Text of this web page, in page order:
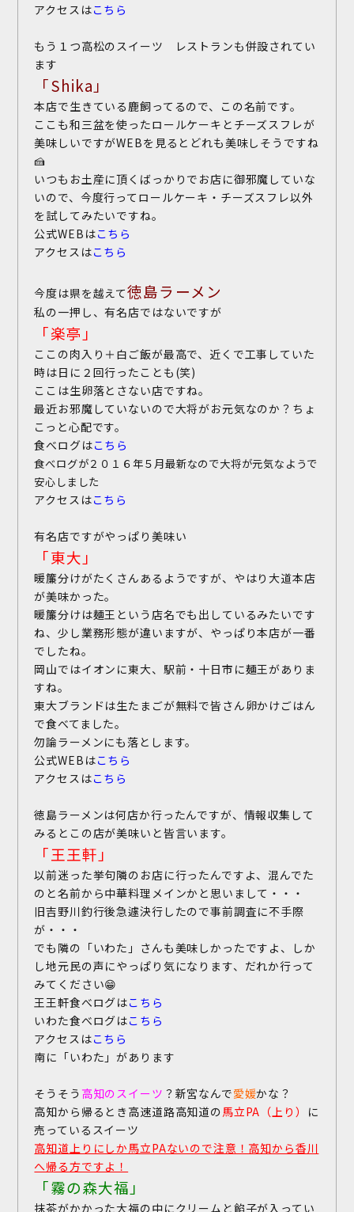
アクセスはこちら
もう１つ高松のスイーツ レストランも併設されてい
ます
「Shika」
本店で生きている鹿飼ってるので、この名前です。
ここも和三盆を使ったロールケーキとチーズスフレが
美味しいですがWEBを見るとどれも美味しそうですね
🍰
いつもお土産に頂くばっかりでお店に御邪魔していな
いので、今度行ってロールケーキ・チーズスフレ以外
を試してみたいですね。
公式WEBはこちら
アクセスはこちら
今度は県を越えて徳島ラーメン
私の一押し、有名店ではないですが
「楽亭」
ここの肉入り＋白ご飯が最高で、近くで工事していた
時は日に２回行ったことも(笑)
ここは生卵落とさない店ですね。
最近お邪魔していないので大将がお元気なのか？ちょ
こっと心配です。
食べログはこちら
食べログが２０１６年５月最新なので大将が元気なようで
安心しました
アクセスはこちら
有名店ですがやっぱり美味い
「東大」
暖簾分けがたくさんあるようですが、やはり大道本店
が美味かった。
暖簾分けは麺王という店名でも出しているみたいです
ね、少し業務形態が違いますが、やっぱり本店が一番
でしたね。
岡山ではイオンに東大、駅前・十日市に麺王がありま
すね。
東大ブランドは生たまごが無料で皆さん卵かけごはん
で食べてました。
勿論ラーメンにも落とします。
公式WEBはこちら
アクセスはこちら
徳島ラーメンは何店か行ったんですが、情報収集して
みるとこの店が美味いと皆言います。
「王王軒」
以前迷った挙句隣のお店に行ったんですよ、混んでた
のと名前から中華料理メインかと思いまして・・・
旧吉野川釣行後急遽決行したので事前調査に不手際
が・・・
でも隣の「いわた」さんも美味しかったですよ、しか
し地元民の声にやっぱり気になります、だれか行って
みてください😁
王王軒食べログはこちら
いわた食べログはこちら
アクセスはこちら
南に「いわた」があります
そうそう 高知のスイーツ ？新宮なんで愛媛かな？
高知から帰るとき高速道路高知道の馬立PA（上り）
に
売っているスイーツ
高知道上りにしか馬立PAないので注意！高知から香川
へ帰る方ですよ！
「霧の森大福」
抹茶がかかった大福の中にクリームと餡子が入ってい